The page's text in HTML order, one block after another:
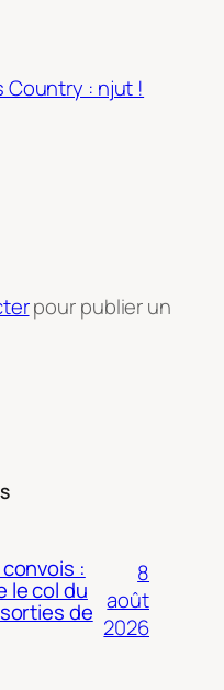
Country : njut !
pour publier un
:
le col du
de
8
août
2026